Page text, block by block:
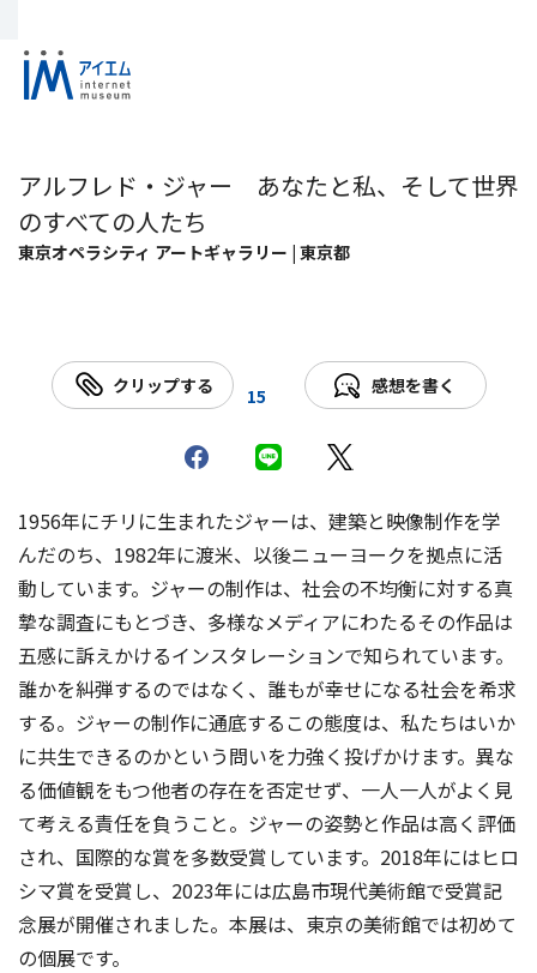
アルフレド・ジャー あなたと私、そして世界
のすべての人たち
東京オペラシティ アートギャラリー | 東京都
クリップする 15 感想を書く
1956年にチリに生まれたジャーは、建築と映像制作を学
んだのち、1982年に渡米、以後ニューヨークを拠点に活
動しています。ジャーの制作は、社会の不均衡に対する真
摯な調査にもとづき、多様なメディアにわたるその作品は
五感に訴えかけるインスタレーションで知られています。
誰かを糾弾するのではなく、誰もが幸せになる社会を希求
する。ジャーの制作に通底するこの態度は、私たちはいか
に共生できるのかという問いを力強く投げかけます。異な
る価値観をもつ他者の存在を否定せず、一人一人がよく見
て考える責任を負うこと。ジャーの姿勢と作品は高く評価
され、国際的な賞を多数受賞しています。2018年にはヒロ
シマ賞を受賞し、2023年には広島市現代美術館で受賞記
念展が開催されました。本展は、東京の美術館では初めて
の個展です。